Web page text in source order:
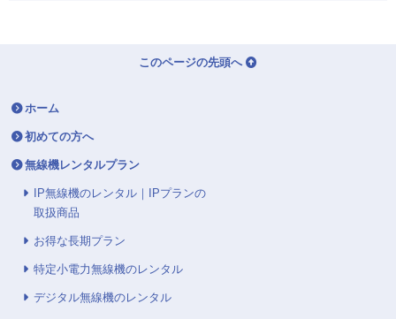
このページの先頭へ
ホーム
初めての方へ
無線機レンタルプラン
IP無線機のレンタル｜IPプランの
取扱商品
お得な長期プラン
特定小電力無線機のレンタル
デジタル無線機のレンタル